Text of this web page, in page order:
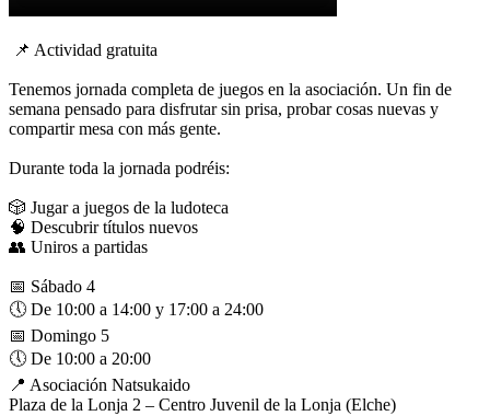
📌 Actividad gratuita
Tenemos jornada completa de juegos en la asociación. Un fin de
semana pensado para disfrutar sin prisa, probar cosas nuevas y
compartir mesa con más gente.
Durante toda la jornada podréis:
🎲 Jugar a juegos de la ludoteca
🧠 Descubrir títulos nuevos
👥 Uniros a partidas
📅 Sábado 4
🕔 De 10:00 a 14:00 y 17:00 a 24:00
📅 Domingo 5
🕔 De 10:00 a 20:00
📍 Asociación Natsukaido
Plaza de la Lonja 2 – Centro Juvenil de la Lonja (Elche)